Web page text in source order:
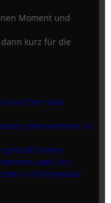
Moment und
kurz für die
kurz hier und
Lehensnehmer in
gestraft sehen.
weil uns
in Finsterwalde